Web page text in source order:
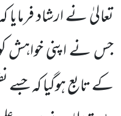
تعالیٰ نے ارشاد
جس نے اپنی خواہش کو
کے تابع ہوگیا کہ